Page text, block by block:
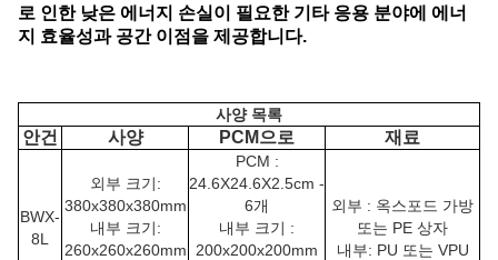
로 인한 낮은 에너지 손실이 필요한 기타 응용 분야에 에너
지 효율성과 공간 이점을 제공합니다.
사양 목록
안건 사양 PCM으로 재료
BWX-
8L
외부 크기:
380x380x380mm
내부 크기:
260x260x260mm
PCM :
24.6X24.6X2.5cm -
6개
내부 크기 :
200x200x200mm
외부 : 옥스포드 가방
또는 PE 상자
내부: PU 또는 VPU